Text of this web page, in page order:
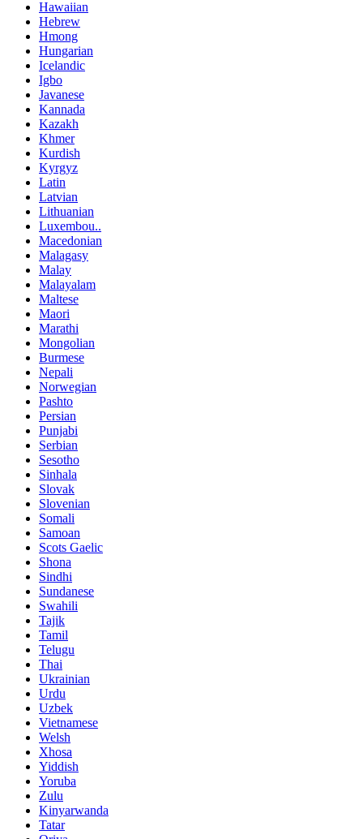
Hawaiian
Hebrew
Hmong
Hungarian
Icelandic
Igbo
Javanese
Kannada
Kazakh
Khmer
Kurdish
Kyrgyz
Latin
Latvian
Lithuanian
Luxembou..
Macedonian
Malagasy
Malay
Malayalam
Maltese
Maori
Marathi
Mongolian
Burmese
Nepali
Norwegian
Pashto
Persian
Punjabi
Serbian
Sesotho
Sinhala
Slovak
Slovenian
Somali
Samoan
Scots Gaelic
Shona
Sindhi
Sundanese
Swahili
Tajik
Tamil
Telugu
Thai
Ukrainian
Urdu
Uzbek
Vietnamese
Welsh
Xhosa
Yiddish
Yoruba
Zulu
Kinyarwanda
Tatar